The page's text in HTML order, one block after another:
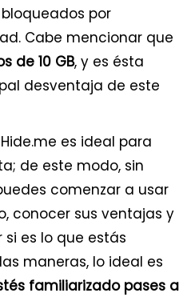
por
Cabe mencionar que
de 10 GB, y es ésta
desventaja de este
es ideal para
de este modo, sin
comenzar a usar
conocer sus ventajas y
es lo que estás
maneras, lo ideal es
familiarizado pases a